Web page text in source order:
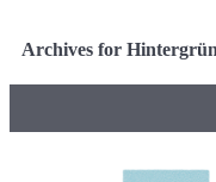
Archives for